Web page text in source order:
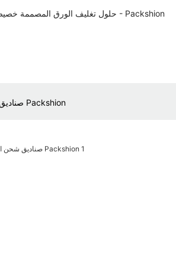
حلول تغليف الورق المصممة خصيصًا للعملاء في جميع أنحاء العالم منذ عام 1996 - Packshion
صناديق شحن الملابس المخصصة من Packshion